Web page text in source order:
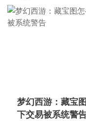
梦幻西游：藏宝
下交易被系统警